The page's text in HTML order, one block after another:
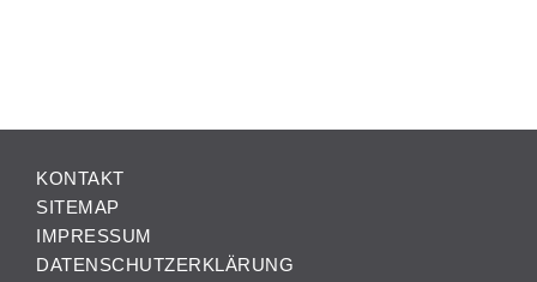
KONTAKT
SITEMAP
IMPRESSUM
DATENSCHUTZERKLÄRUNG